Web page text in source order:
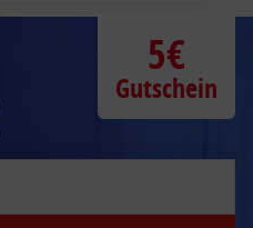
5€
Gutschein